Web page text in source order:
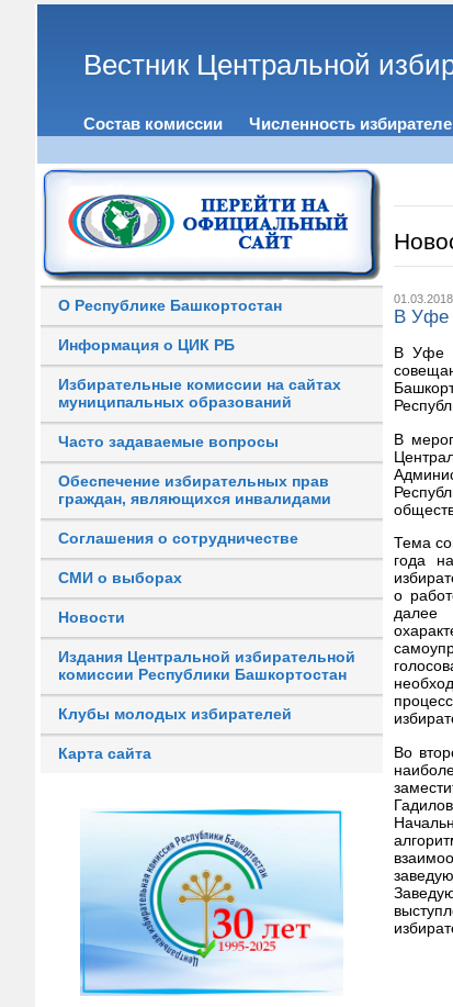
Вестник Центральной
Состав комиссии Численность
О Республике Башкортостан
Информация о ЦИК РБ
Избирательные комиссии на сайтах
муниципальных образований
Часто задаваемые вопросы
Обеспечение избирательных прав
граждан, являющихся инвалидами
Соглашения о сотрудничестве
СМИ о выборах
Новости
Издания Центральной избирательной
комиссии Республики Башкортостан
Клубы молодых избирателей
Карта сайта
01.03.2018
В Уфе
В Уфе в
В
Тема
года
о
далее
Во